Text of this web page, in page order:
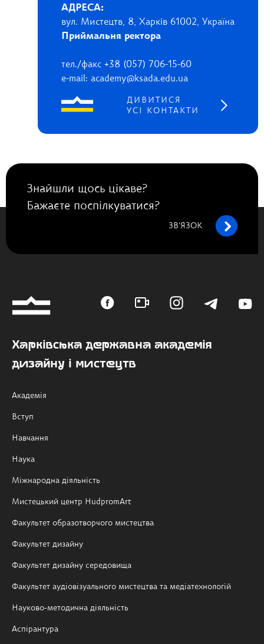
АДРЕСА:
вул. Мистецтв, 8, Харків 61002, Україна
Приймальня ректора
тел./факс +38 (057) 706-15-60
e-mail: academy@ksada.edu.ua
ДИВИТИСЯ
УСІ КОНТАКТИ
Знайшли щось цікаве?
Бажаєте поспілкуватися?
ЗВ’ЯЗОК
Харківська державна академія
дизайну і мистецтв
Академія
Вступ
Навчання
Наука
Міжнародна діяльність
Мистецький центр HudpromArt
Факультет образотворчого мистецтва
Факультет дизайну
Факультет дизайну середовища
Факультет аудіовізуального мистецтва та медіатехнологій
Науково-методична діяльність
Аспірантура